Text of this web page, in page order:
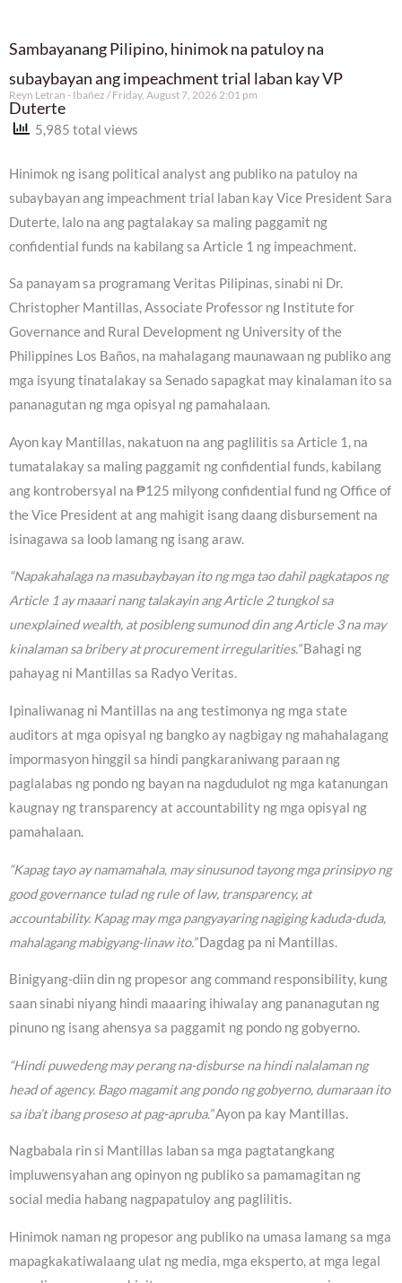
Sambayanang Pilipino, hinimok na patuloy na
subaybayan ang impeachment trial laban kay VP
Duterte
Reyn Letran - Ibañez Friday, August 7, 2026 2:01 pm
5,985 total views
Hinimok ng isang political analyst ang publiko na patuloy na
subaybayan ang impeachment trial laban kay Vice President Sara
Duterte, lalo na ang pagtalakay sa maling paggamit ng
confidential funds na kabilang sa Article 1 ng impeachment.
Sa panayam sa programang Veritas Pilipinas, sinabi ni Dr.
Christopher Mantillas, Associate Professor ng Institute for
Governance and Rural Development ng University of the
Philippines Los Baños, na mahalagang maunawaan ng publiko ang
mga isyung tinatalakay sa Senado sapagkat may kinalaman ito sa
pananagutan ng mga opisyal ng pamahalaan.
Ayon kay Mantillas, nakatuon na ang paglilitis sa Article 1, na
tumatalakay sa maling paggamit ng confidential funds, kabilang
ang kontrobersyal na ₱125 milyong confidential fund ng Office of
the Vice President at ang mahigit isang daang disbursement na
isinagawa sa loob lamang ng isang araw.
“Napakahalaga na masubaybayan ito ng mga tao dahil pagkatapos ng
Article 1 ay maaari nang talakayin ang Article 2 tungkol sa
unexplained wealth, at posibleng sumunod din ang Article 3 na may
kinalaman sa bribery at procurement irregularities.”Bahagi ng
pahayag ni Mantillas sa Radyo Veritas.
Ipinaliwanag ni Mantillas na ang testimonya ng mga state
auditors at mga opisyal ng bangko ay nagbigay ng mahahalagang
impormasyon hinggil sa hindi pangkaraniwang paraan ng
paglalabas ng pondo ng bayan na nagdudulot ng mga katanungan
kaugnay ng transparency at accountability ng mga opisyal ng
pamahalaan.
“Kapag tayo ay namamahala, may sinusunod tayong mga prinsipyo ng
good governance tulad ng rule of law, transparency, at
accountability. Kapag may mga pangyayaring nagiging kaduda-duda,
mahalagang mabigyang-linaw ito.”Dagdag pa ni Mantillas.
Binigyang-diin din ng propesor ang command responsibility, kung
saan sinabi niyang hindi maaaring ihiwalay ang pananagutan ng
pinuno ng isang ahensya sa paggamit ng pondo ng gobyerno.
“Hindi puwedeng may perang na-disburse na hindi nalalaman ng
head of agency. Bago magamit ang pondo ng gobyerno, dumaraan ito
sa iba’t ibang proseso at pag-apruba.”Ayon pa kay Mantillas.
Nagbabala rin si Mantillas laban sa mga pagtatangkang
impluwensyahan ang opinyon ng publiko sa pamamagitan ng
social media habang nagpapatuloy ang paglilitis.
Hinimok naman ng propesor ang publiko na umasa lamang sa mga
mapagkakatiwalaang ulat ng media, mga eksperto, at mga legal